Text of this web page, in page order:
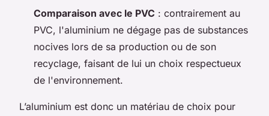
Comparaison avec le PVC : contrairement au
PVC, l'aluminium ne dégage pas de substances
nocives lors de sa production ou de son
recyclage, faisant de lui un choix respectueux
de l'environnement.
L’aluminium est donc un matériau de choix pour